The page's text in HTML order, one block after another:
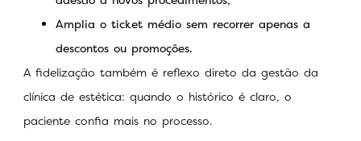
Amplia o ticket médio sem recorrer apenas a
descontos ou promoções.
A fidelização também é reflexo direto da gestão da
clínica de estética: quando o histórico é claro, o
paciente confia mais no processo.